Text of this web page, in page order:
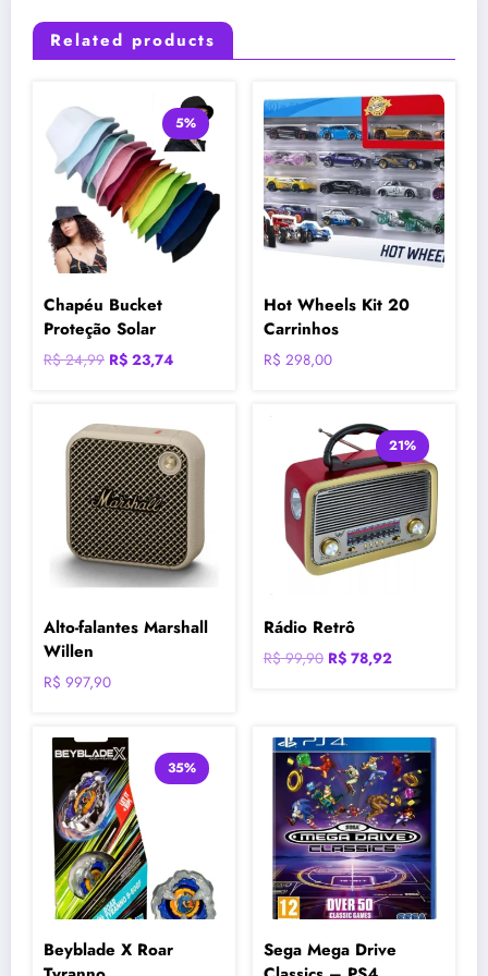
Related products
5%
Chapéu Bucket
Proteção Solar
R$24,99 O
era:
R$ 24,99.
R$ 23,74O
é:
R$ 23,74.
Hot Wheels Kit 20
Carrinhos
R$ 298,00
Alto-falantes Marshall
Willen
R$ 997,90
21%
Rádio Retrô
R$99,90 O
R$ 99,90.
R$78,92O
R$ 78,92.
35%
Beyblade X Roar
Sega Mega Drive